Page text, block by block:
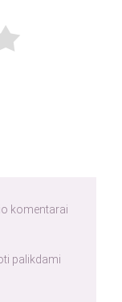
komentarai
palikdami